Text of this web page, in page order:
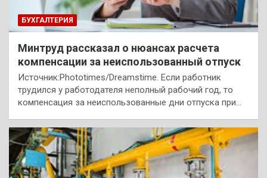
БУХГАЛТЕРИЯ
Минтруд рассказал о нюансах расчета
компенсации за неиспользованный отпуск
Источник:Phototimes/Dreamstime. Если работник
трудился у работодателя неполный рабочий год, то
компенсация за неиспользованные дни отпуска при…